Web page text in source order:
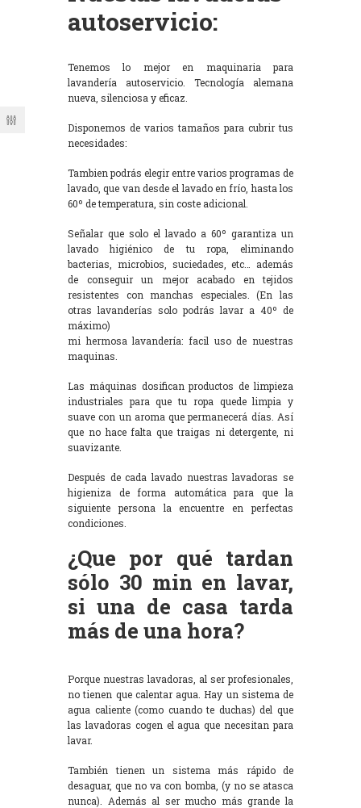
autoservicio:
Tenemos lo mejor en maquinaria para
lavandería autoservicio. Tecnología alemana
nueva, silenciosa y eficaz.
Disponemos de varios tamaños para cubrir tus
necesidades:
Tambien podrás elegir entre varios programas de
lavado, que van desde el lavado en frío, hasta los
60º de temperatura, sin coste adicional.
Señalar que solo el lavado a 60º garantiza un
lavado higiénico de tu ropa, eliminando
bacterias, microbios, suciedades, etc… además
de conseguir un mejor acabado en tejidos
resistentes con manchas especiales. (En las
otras lavanderías solo podrás lavar a 40º de
máximo)
mi hermosa lavandería: facil uso de nuestras
maquinas.
Las máquinas dosifican productos de limpieza
industriales para que tu ropa quede limpia y
suave con un aroma que permanecerá días. Así
que no hace falta que traigas ni detergente, ni
suavizante.
Después de cada lavado nuestras lavadoras se
higieniza de forma automática para que la
siguiente persona la encuentre en perfectas
condiciones.
¿Que por qué tardan
sólo 30 min en lavar,
si una de casa tarda
más de una hora?
Porque nuestras lavadoras, al ser profesionales,
no tienen que calentar agua. Hay un sistema de
agua caliente (como cuando te duchas) del que
las lavadoras cogen el agua que necesitan para
lavar.
También tienen un sistema más rápido de
desaguar, que no va con bomba, (y no se atasca
nunca). Además al ser mucho más grande la